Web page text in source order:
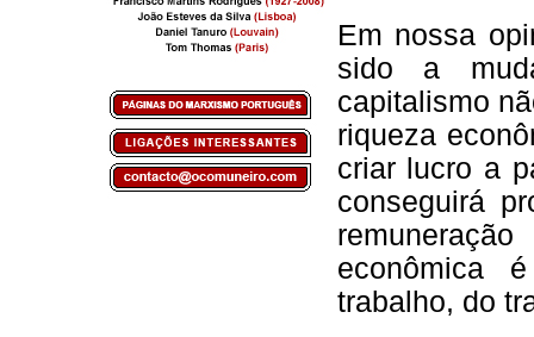
Em nossa
sido a
capitalismo
riqueza
criar lucro a
conseguirá
econômica
trabalho, do